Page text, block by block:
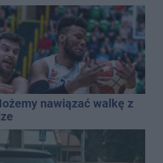
nawiązać walkę z